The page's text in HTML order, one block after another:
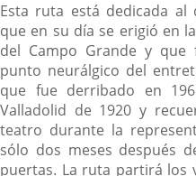
Esta ruta está dedicada al
que en su día se erigió en
del Campo Grande y
punto neurálgico del
que fue derribado en
Valladolid de 1920 y
teatro durante la
sólo dos meses después
puertas. La ruta partirá los